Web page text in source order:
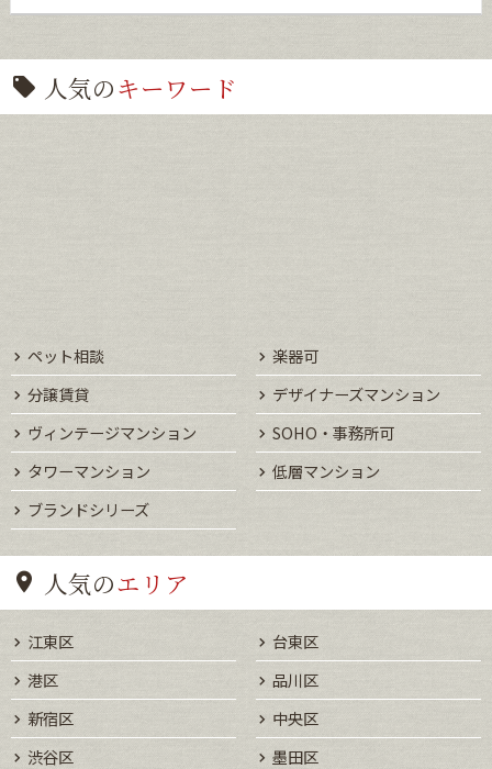
人気のキーワード
ペット相談
楽器可
分譲賃貸
デザイナーズマンション
ヴィンテージマンション
SOHO・事務所可
タワーマンション
低層マンション
ブランドシリーズ
人気のエリア
江東区
台東区
港区
品川区
新宿区
中央区
渋谷区
墨田区